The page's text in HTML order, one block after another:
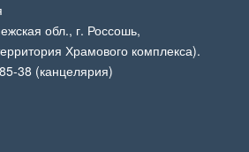
обл., г. Россошь,
Храмового комплекса).
38 (канцелярия)